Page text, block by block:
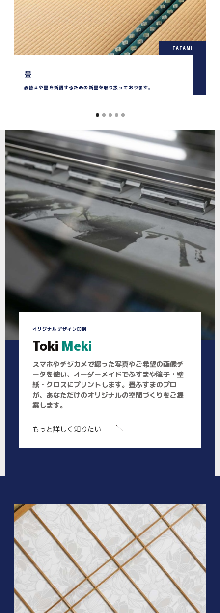
TATAMI
畳
表替えや畳を新調するための新畳を取り扱っております。
オリジナルデザイン印刷
Toki Meki
スマホやデジカメで撮った写真やご希望の画像デ
ータを使い、オーダーメイドでふすまや障子・壁
紙・クロスにプリントします。畳ふすまのプロ
が、あなただけのオリジナルの空間づくりをご提
案します。
もっと詳しく知りたい